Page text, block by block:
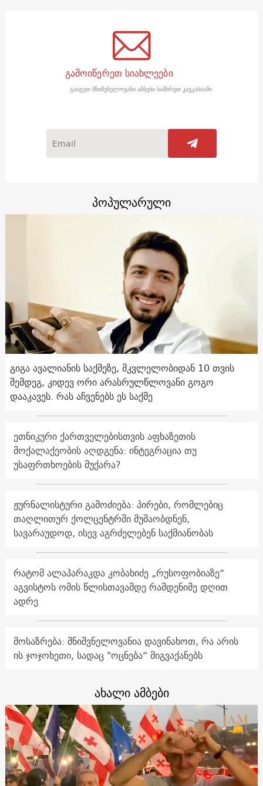
გამოიწერეთ სიახლეები
გაიგეთ მნიშვნელოვანი ამბები სამხრეთ კავკასიაში
პოპულარული
გიგა ავალიანის საქმეზე, მკვლელობიდან 10 თვის
შემდეგ, კიდევ ორი არასრულწლოვანი გოგო
დააკავეს. რას აჩვენებს ეს საქმე
ეთნიკური ქართველებისთვის აფხაზეთის
მოქალაქეობის აღდგენა: ინტეგრაცია თუ
უსაფრთხოების მუქარა?
ჟურნალისტური გამოძიება: პირები, რომლებიც
თაღლითურ ქოლცენტრში მუშაობდნენ,
სავარაუდოდ, ისევ აგრძელებენ საქმიანობას
რატომ ალაპარაკდა კობახიძე „რუსოფობიაზე“
აგვისტოს ომის წლისთავამდე რამდენიმე დღით
ადრე
მოსაზრება: მნიშვნელოვანია დავინახოთ, რა არის
ის ჯოჯოხეთი, სადაც "ოცნება“ მიგვაქანებს
ახალი ამბები